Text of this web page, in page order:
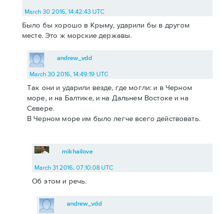
March 30 2016, 14:42:43 UTC
Было бы хорошо в Крыму, ударили бы в другом
месте. Это ж морские державы.
andrew_vdd
March 30 2016, 14:49:19 UTC
Так они и ударили везде, где могли: и в Черном
море, и на Балтике, и на Дальнем Востоке и на
Севере.
В Черном море им было легче всего действовать.
mikhailove
March 31 2016, 07:10:08 UTC
Об этом и речь.
andrew_vdd